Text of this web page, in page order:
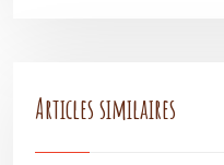
Articles similaires